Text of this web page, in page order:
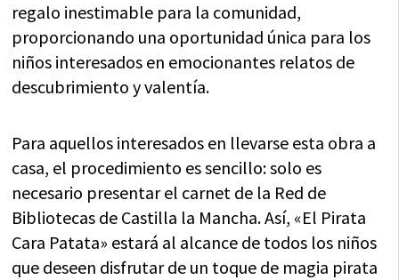
regalo inestimable para la comunidad,
proporcionando una oportunidad única para los
niños interesados en emocionantes relatos de
descubrimiento y valentía.
Para aquellos interesados en llevarse esta obra a
casa, el procedimiento es sencillo: solo es
necesario presentar el carnet de la Red de
Bibliotecas de Castilla la Mancha. Así, «El Pirata
Cara Patata» estará al alcance de todos los niños
que deseen disfrutar de un toque de magia pirata